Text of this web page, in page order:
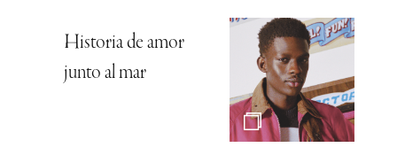
Historia de amor
junto al mar